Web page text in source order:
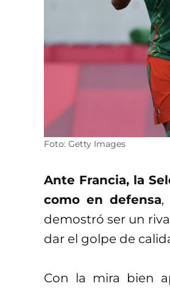
Foto: Getty Images
Ante Francia, la
como en defensa,
demostró ser un
dar el golpe de
Con la mira bien